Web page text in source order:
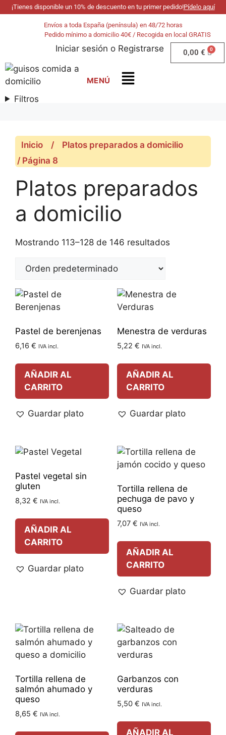
¡Tienes disponible un 10% de descuento en tu primer pedido!Pídelo aquí
Envíos a toda España (península) en 48/72 horas
Pedido mínimo a domicilio 40€ / Recogida en local GRATIS
Iniciar sesión o Registrarse 0,00 €
Filtros
Inicio /
Platos preparados a domicilio
/ Página 8
Platos preparados
a domicilio
Mostrando 113–128 de 146 resultados
Pastel de berenjenas
6,16 € IVA incl.
AÑADIR AL
CARRITO
Guardar plato
Menestra de verduras
5,22 € IVA incl.
AÑADIR AL
CARRITO
Guardar plato
Pastel vegetal sin
gluten
8,32 € IVA incl.
AÑADIR AL
CARRITO
Guardar plato
Tortilla rellena de
pechuga de pavo y
queso
7,07 € IVA incl.
AÑADIR AL
CARRITO
Guardar plato
Tortilla rellena de
salmón ahumado y
queso
8,65 € IVA incl.
Garbanzos con
verduras
5,50 € IVA incl.
AÑADIR AL